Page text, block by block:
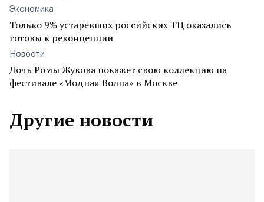
Экономика
Только 9% устаревших российских ТЦ оказались
готовы к реконцепции
Новости
Дочь Ромы Жукова покажет свою коллекцию на
фестивале «Модная Волна» в Москве
Другие новости